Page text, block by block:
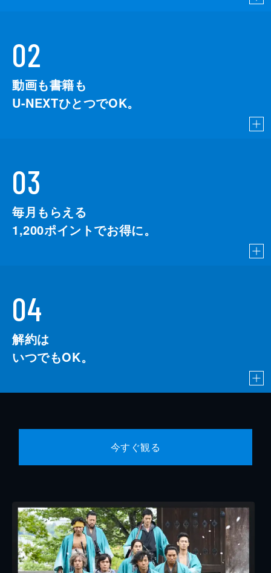
02
動画も書籍も
U-NEXTひとつでOK。
03
毎月もらえる
1,200ポイントでお得に。
04
解約は
いつでもOK。
今すぐ観る